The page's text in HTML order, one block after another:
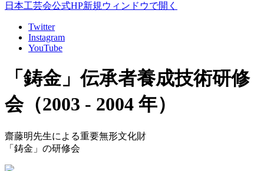
日本工芸会公式HP新規ウィンドウで開く
Twitter
Instagram
YouTube
「鋳金」伝承者養成技術研修
会（2003 - 2004 年）
齋藤明先生による重要無形文化財
「鋳金」の研修会